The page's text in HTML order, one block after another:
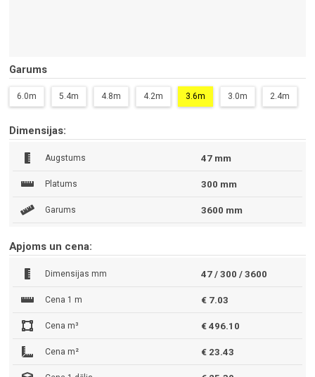
Garums
6.0m 5.4m 4.8m 4.2m 3.6m 3.0m 2.4m
Dimensijas:
Augstums 47 mm
Platums 300 mm
Garums 3600 mm
Apjoms un cena:
Dimensijas mm 47 / 300 / 3600
Cena 1 m € 7.03
Cena m³ € 496.10
Cena m² € 23.43